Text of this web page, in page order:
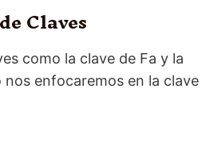
Claves
como la clave de Fa y la
nos enfocaremos en la clave